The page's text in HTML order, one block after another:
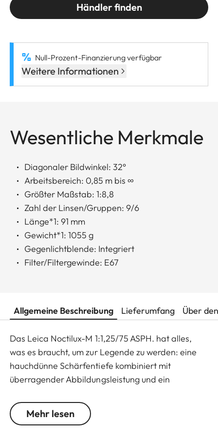
Händler finden
Null-Prozent-Finanzierung verfügbar
Weitere Informationen
Wesentliche Merkmale
Diagonaler Bildwinkel: 32°
Arbeitsbereich: 0,85 m bis ∞
Größter Maßstab: 1:8,8
Zahl der Linsen/Gruppen: 9/6
Länge*1: 91 mm
Gewicht*1: 1055 g
Gegenlichtblende: Integriert
Filter/Filtergewinde: E67
Allgemeine Beschreibung Lieferumfang Über
Das Leica Noctilux-M 1:1,25/75 ASPH. hat alles,
was es braucht, um zur Legende zu werden: eine
hauchdünne Schärfentiefe kombiniert mit
überragender Abbildungsleistung und ein
wahr werden lässt. Das Optikdesign erlaubt eine
herausragend detaillierte Freistellung des Motivs
Mehr lesen